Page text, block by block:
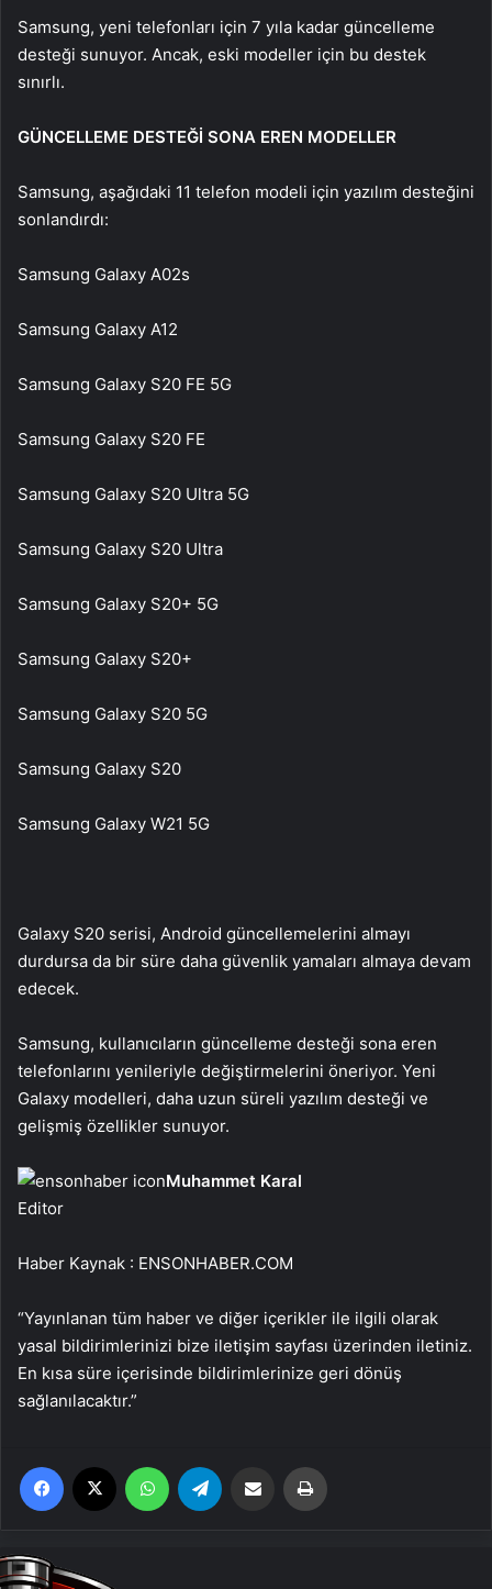
Samsung, yeni telefonları için 7 yıla kadar güncelleme
desteği sunuyor. Ancak, eski modeller için bu destek
sınırlı.
GÜNCELLEME DESTEĞİ SONA EREN MODELLER
Samsung, aşağıdaki 11 telefon modeli için yazılım desteğini
sonlandırdı:
Samsung Galaxy A02s
Samsung Galaxy A12
Samsung Galaxy S20 FE 5G
Samsung Galaxy S20 FE
Samsung Galaxy S20 Ultra 5G
Samsung Galaxy S20 Ultra
Samsung Galaxy S20+ 5G
Samsung Galaxy S20+
Samsung Galaxy S20 5G
Samsung Galaxy S20
Samsung Galaxy W21 5G
Galaxy S20 serisi, Android güncellemelerini almayı
durdursa da bir süre daha güvenlik yamaları almaya devam
edecek.
Samsung, kullanıcıların güncelleme desteği sona eren
telefonlarını yenileriyle değiştirmelerini öneriyor. Yeni
Galaxy modelleri, daha uzun süreli yazılım desteği ve
gelişmiş özellikler sunuyor.
Muhammet Karal
Editor
Haber Kaynak : ENSONHABER.COM
“Yayınlanan tüm haber ve diğer içerikler ile ilgili olarak
yasal bildirimlerinizi bize iletişim sayfası üzerinden iletiniz.
En kısa süre içerisinde bildirimlerinize geri dönüş
sağlanılacaktır.”
Facebook WhatsApp Email'den paylaş